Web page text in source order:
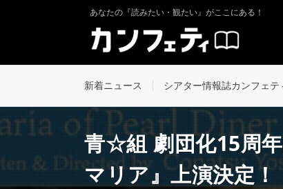
あなたの『読みたい・観たい』がここにある！
新着ニュース シアター情報誌カンフェテ
青☆組 劇団化15周
マリア』上演決定！